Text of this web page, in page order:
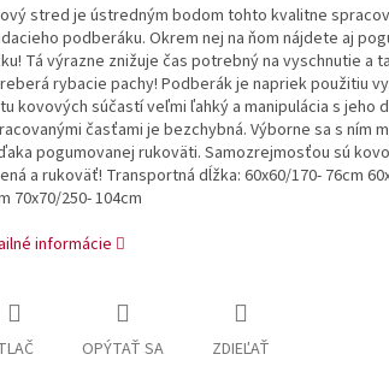
stred je ústredným bodom tohto kvalitne
podberáku. Okrem nej na ňom nájdete aj
Tá výrazne znižuje čas potrebný na vyschnutie a
rybacie pachy! Podberák je napriek použitiu
kovových súčastí veľmi ľahký a manipulácia s jeho
časťami je bezchybná. Výborne sa s ním
pogumovanej rukoväti. Samozrejmosťou sú
a rukoväť! Transportná dĺžka: 60x60/170- 76cm
70x70/250- 104cm
informácie
OPÝTAŤ SA ZDIEĽAŤ